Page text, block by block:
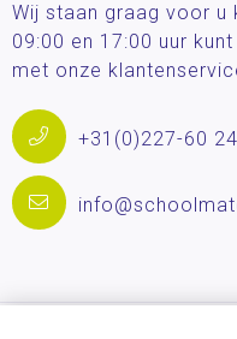
Wij staan graag voor u
09:00 en 17:00 uur
met onze
+31(0)227-60